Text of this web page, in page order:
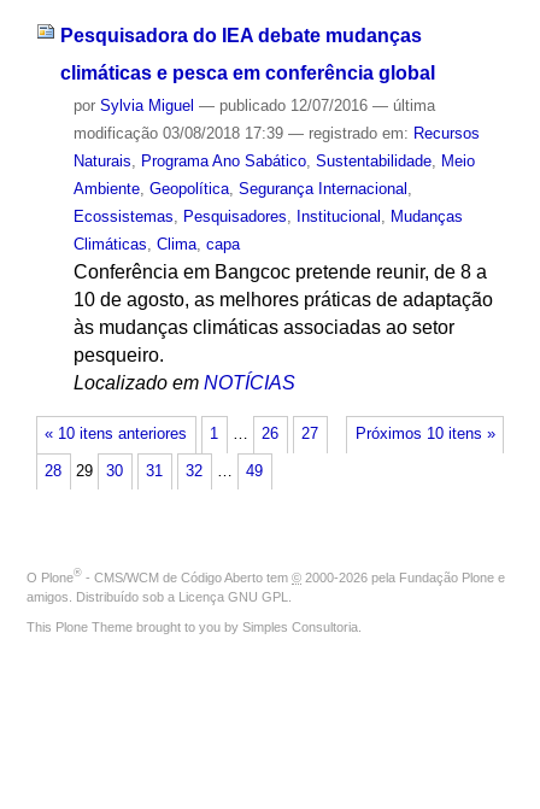
Pesquisadora do IEA debate mudanças
climáticas e pesca em conferência global
por Sylvia Miguel — publicado12/07/2016 — última
modificação03/08/2018 17:39 — registrado em: Recursos
Naturais, Programa Ano Sabático, Sustentabilidade, Meio
Ambiente, Geopolítica, Segurança Internacional ,
Ecossistemas, Pesquisadores, Institucional , Mudanças
Climáticas, Clima, capa
Conferência em Bangcoc pretende reunir, de 8 a
10 de agosto, as melhores práticas de adaptação
às mudanças climáticas associadas ao setor
pesqueiro.
Localizado em NOTÍCIAS
« 10 itens anteriores Próximos 10 itens »
1 … 26 27
28 29 30 31 32 … 49
O Plone® - CMS/WCM de Código Aberto tem © 2000-2026 pela Fundação Plone e
amigos. Distribuído sob a Licença GNU GPL
This Plone Theme brought to you by Simples Consultoria